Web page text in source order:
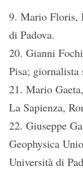
9. Mario Floris,
di Padova.
20. Gianni
Pisa; giornalista
21. Mario
La Sapienza,
22. Giuseppe
Geophysica
Università di